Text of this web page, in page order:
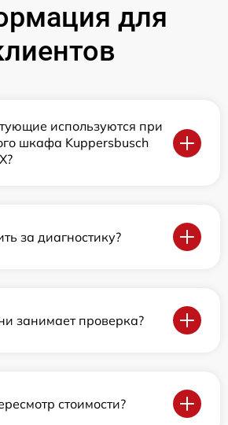
для
используются при
шкафа Kuppersbusch
за диагностику?
занимает проверка?
стоимости?